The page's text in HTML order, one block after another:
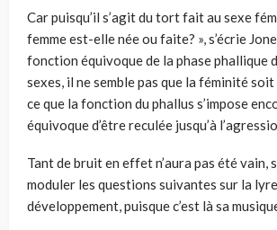
Car puisqu’il s’agit du tort fait au sexe
femme est-elle née ou faite? », s’écrie
fonction équivoque de la phase phallique
sexes, il ne semble pas que la féminité
ce que la fonction du phallus s’impose
équivoque d’être reculée jusqu’à
Tant de bruit en effet n’aura pas été vain,
moduler les questions suivantes sur la
développement, puisque c’est là sa